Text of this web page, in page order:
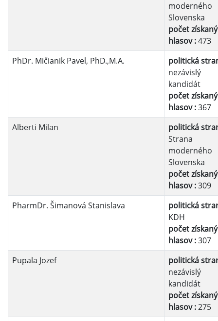
moderného
Slovenska
počet
hlasov :473
PhDr. Mičianik Pavel, PhD.,M.A.
politická
nezávislý
kandidát
počet
hlasov :367
Alberti Milan
politická
Strana
moderného
Slovenska
počet
hlasov :309
PharmDr. Šimanová Stanislava
politická
KDH
počet
hlasov :307
Pupala Jozef
politická
nezávislý
kandidát
počet
hlasov :275